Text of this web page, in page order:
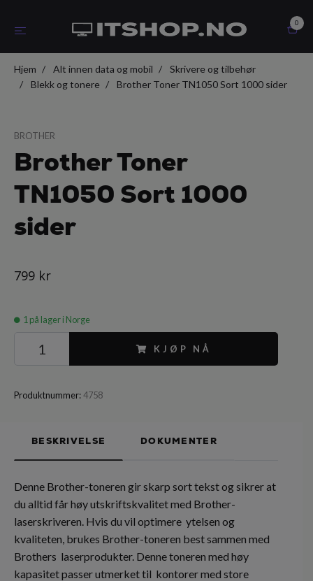
0
Hjem Alt innen data og mobil
Skrivere og tilbehør
Blekk og tonere
Brother Toner TN1050 Sort 1000 sider
BROTHER
Brother Toner
TN1050 Sort 1000
sider
799 kr
1 på lager i Norge
KJØP NÅ
Produktnummer:4758
BESKRIVELSE DOKUMENTER
Denne Brother-toneren gir skarp sort tekst og sikrer at
du alltid får høy utskriftskvalitet med Brother-
laserskriveren. Hvis du vil optimere ytelsen og
kvaliteten, brukes Brother-toneren best sammen med
Brothers laserprodukter. Denne toneren med høy
kapasitet passer utmerket til kontorer med store